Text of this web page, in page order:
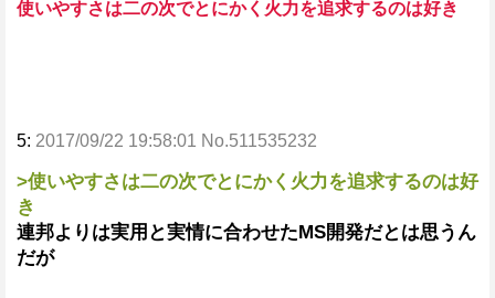
使いやすさは二の次でとにかく火力を追求するのは好き
5: 2017/09/22 19:58:01 No.511535232
>使いやすさは二の次でとにかく火力を追求するのは好
き
連邦よりは実用と実情に合わせたMS開発だとは思うん
だが